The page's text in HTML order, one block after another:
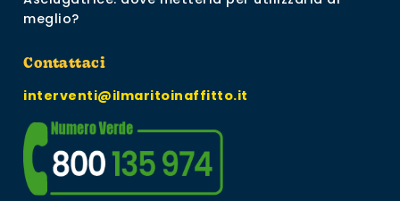
meglio?
Contattaci
interventi@ilmaritoinaffitto.it